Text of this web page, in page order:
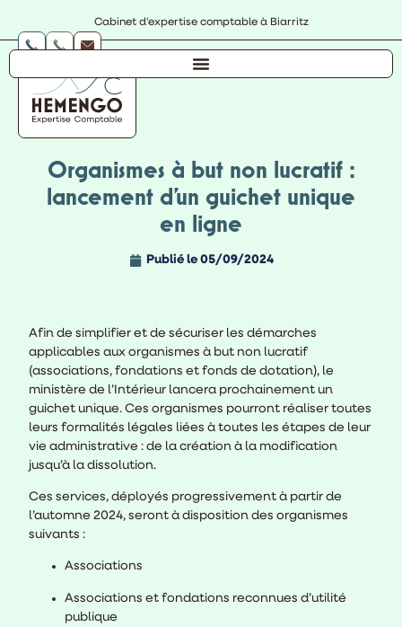
Cabinet d'expertise comptable à Biarritz
Organismes à but non lucratif :
lancement d’un guichet unique
en ligne
Publié le 05/09/2024
Afin de simplifier et de sécuriser les démarches
applicables aux organismes à but non lucratif
(associations, fondations et fonds de dotation), le
ministère de l’Intérieur lancera prochainement un
guichet unique. Ces organismes pourront réaliser toutes
leurs formalités légales liées à toutes les étapes de leur
vie administrative : de la création à la modification
jusqu’à la dissolution.
Ces services, déployés progressivement à partir de
l’automne 2024, seront à disposition des organismes
suivants :
Associations
Associations et fondations reconnues d’utilité
publique